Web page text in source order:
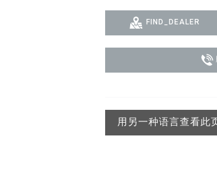
MAC VIPER
VDO FATRON
FIND_DEALER
用另一种语言查看此